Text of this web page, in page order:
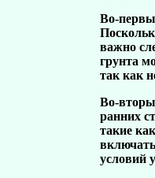
Во-
важно
грунта
так как
Во-
ранних
такие
условий